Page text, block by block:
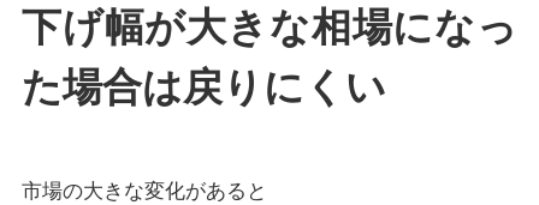
下げ幅が大きな相場になっ
た場合は戻りにくい
市場の大きな変化があると